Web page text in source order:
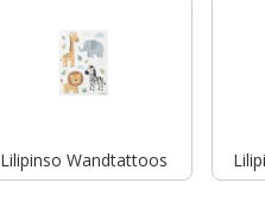
Lilipinso Wandtattoos